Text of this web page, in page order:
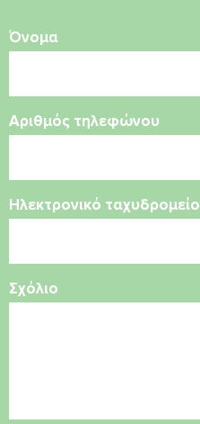
Όνομα
Αριθμός τηλεφώνου
Ηλεκτρονικό ταχυδρομείο
Σχόλιο